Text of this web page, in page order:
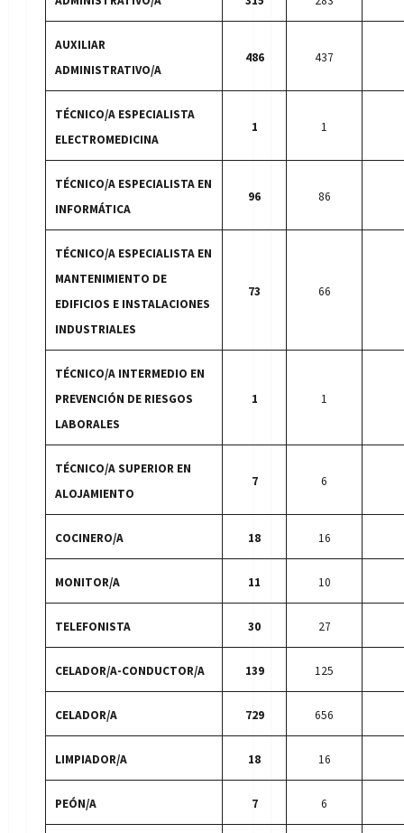
AUXILIAR
ADMINISTRATIVO/A
486 437
TÉCNICO/A ESPECIALISTA
ELECTROMEDICINA
1 1
TÉCNICO/A ESPECIALISTA EN
INFORMÁTICA
96 86
TÉCNICO/A ESPECIALISTA EN
MANTENIMIENTO DE
EDIFICIOS E INSTALACIONES
INDUSTRIALES
73 66
TÉCNICO/A INTERMEDIO EN
PREVENCIÓN DE RIESGOS
LABORALES
1 1
TÉCNICO/A SUPERIOR EN
ALOJAMIENTO
7 6
COCINERO/A 18 16
MONITOR/A 11 10
TELEFONISTA 30 27
CELADOR/A-CONDUCTOR/A 139 125
CELADOR/A 729 656
LIMPIADOR/A 18 16
PEÓN/A 7 6